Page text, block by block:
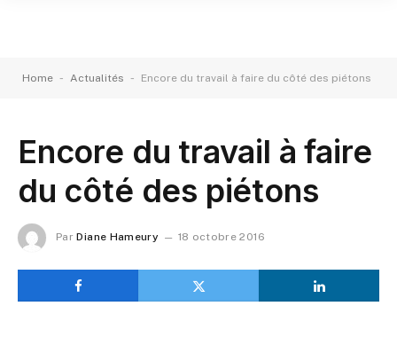
Home - Actualités - Encore du travail à faire du côté des piétons
Encore du travail à faire
du côté des piétons
Par Diane Hameury 18 octobre 2016